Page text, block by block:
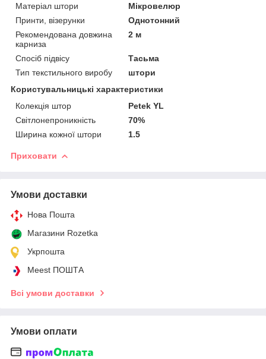
Матеріал штори
Мікровелюр
Принти, візерунки
Однотонний
Рекомендована довжина
карниза
2 м
Спосіб підвісу
Тасьма
Тип текстильного виробу
штори
Користувальницькі характеристики
Колекція штор
Petek YL
Світлонепроникність
70%
Ширина кожної штори
1.5
Приховати
Умови доставки
Нова Пошта
Магазини Rozetka
Укрпошта
Meest ПОШТА
Всі умови доставки
Умови оплати